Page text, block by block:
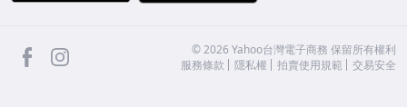
facebook ©2026 Yahoo台灣電子商務 保留所有權利
服務條款
隱私權 拍賣使用規範 交易安全